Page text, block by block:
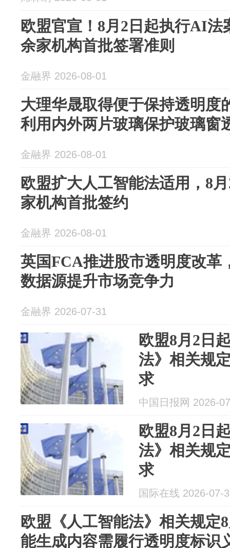
欧盟官宣！8月2日起执行AI法
余家机构首批签署准则
金融界 2026-08-01
大理华晟取得便于保持透明度
利用内外两片玻璃保护玻璃窗
金融界 2026-08-01
欧盟扩大人工智能法适用，8
家机构首批签约
金融界 2026-08-01
英国FCA推进股市透明度改革
数据源提升市场竞争力
金融界 2026-07-31
欧盟8月2日
法》相关规
求
中国日报网 2026-
欧盟8月2日
法》相关规
求
国际在线 2026-07-
欧盟《人工智能法》相关规定
能生成内容需履行透明度标识